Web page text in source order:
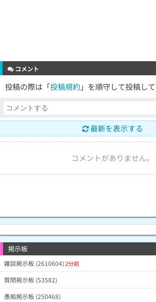
コメント
投稿の際は「投稿規約 」を順守して投稿して
最新を表示する
コメントがありません。
掲示板
雑談掲示板 (2610604)2分前
質問掲示板 (53582)
愚痴掲示板 (250468)